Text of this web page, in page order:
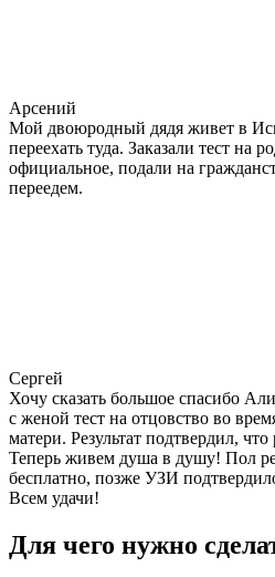
Арсений
Мой двоюродный дядя живет в
переехать туда. Заказали тест на
официальное, подали на
переедем.
Сергей
Хочу сказать большое спасибо
с женой тест на отцовство во
матери. Результат подтвердил,
Теперь живем душа в душу! Пол
бесплатно, позже УЗИ
Всем удачи!
Для чего нужно